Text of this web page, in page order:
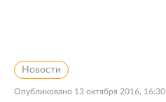
Новости
Опубликовано 13 октября 2016, 16:30